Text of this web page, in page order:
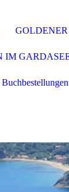
IM
Buchbestellungen